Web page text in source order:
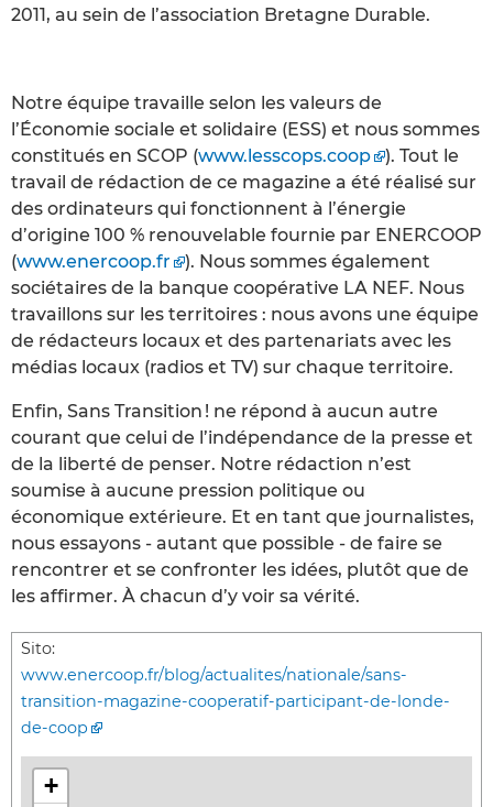
2011, au sein de l’association Bretagne Durable.
Notre équipe travaille selon les valeurs de
l’Économie sociale et solidaire (ESS) et nous sommes
constitués en SCOP (www.lesscops.coop
). Tout le
travail de rédaction de ce magazine a été réalisé sur
des ordinateurs qui fonctionnent à l’énergie
d’origine 100 % renouvelable fournie par ENERCOOP
(www.enercoop.fr
). Nous sommes également
sociétaires de la banque coopérative LA NEF. Nous
travaillons sur les territoires : nous avons une équipe
de rédacteurs locaux et des partenariats avec les
médias locaux (radios et TV) sur chaque territoire.
Enfin, Sans Transition ! ne répond à aucun autre
courant que celui de l’indépendance de la presse et
de la liberté de penser. Notre rédaction n’est
soumise à aucune pression politique ou
économique extérieure. Et en tant que journalistes,
nous essayons - autant que possible - de faire se
rencontrer et se confronter les idées, plutôt que de
les affirmer. À chacun d’y voir sa vérité.
Sito:
www.enercoop.fr/blog/actualites/nationale/sans-
transition-magazine-cooperatif-participant-de-londe-
de-coop
+